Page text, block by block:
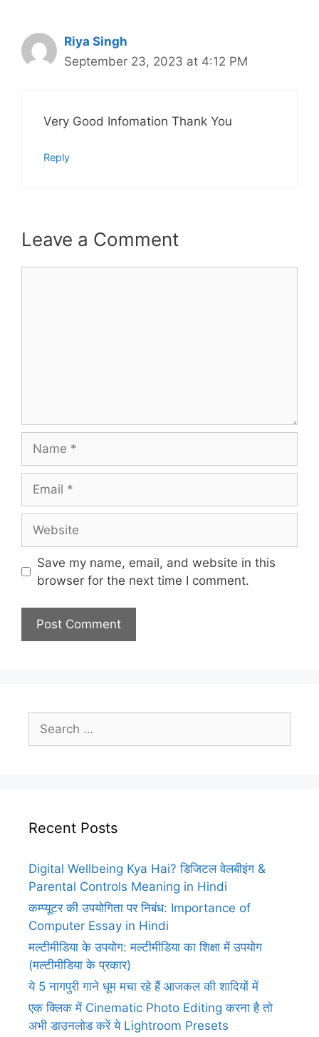
Riya Singh
September 23, 2023 at 4:12 PM
Very Good Infomation Thank You
Reply
Leave a Comment
Save my name, email, and website in this
browser for the next time I comment.
Search
for:
Recent Posts
Digital Wellbeing Kya Hai? डिजिटल वेलबीइंग &
Parental Controls Meaning in Hindi
कम्प्यूटर की उपयोगिता पर निबंध: Importance of
Computer Essay in Hindi
मल्टीमीडिया के उपयोग: मल्टीमीडिया का शिक्षा में उपयोग
(मल्टीमीडिया के प्रकार)
ये 5 नागपुरी गाने धूम मचा रहे हैं आजकल की शादियों में
एक क्लिक में Cinematic Photo Editing करना है तो
अभी डाउनलोड करें ये Lightroom Presets